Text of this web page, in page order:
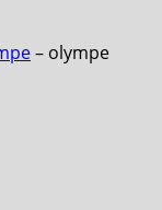
– olympe